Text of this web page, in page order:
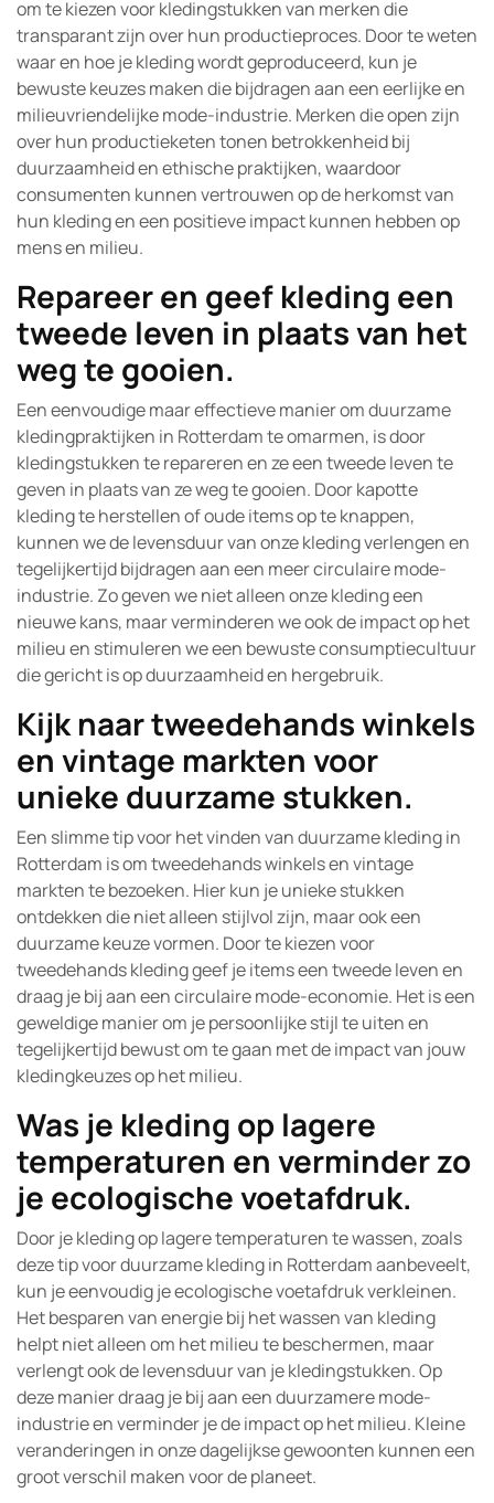
om te kiezen voor kledingstukken van merken die
transparant zijn over hun productieproces. Door te weten
waar en hoe je kleding wordt geproduceerd, kun je
bewuste keuzes maken die bijdragen aan een eerlijke en
milieuvriendelijke mode-industrie. Merken die open zijn
over hun productieketen tonen betrokkenheid bij
duurzaamheid en ethische praktijken, waardoor
consumenten kunnen vertrouwen op de herkomst van
hun kleding en een positieve impact kunnen hebben op
mens en milieu.
Repareer en geef kleding een
tweede leven in plaats van het
weg te gooien.
Een eenvoudige maar effectieve manier om duurzame
kledingpraktijken in Rotterdam te omarmen, is door
kledingstukken te repareren en ze een tweede leven te
geven in plaats van ze weg te gooien. Door kapotte
kleding te herstellen of oude items op te knappen,
kunnen we de levensduur van onze kleding verlengen en
tegelijkertijd bijdragen aan een meer circulaire mode-
industrie. Zo geven we niet alleen onze kleding een
nieuwe kans, maar verminderen we ook de impact op het
milieu en stimuleren we een bewuste consumptiecultuur
die gericht is op duurzaamheid en hergebruik.
Kijk naar tweedehands winkels
en vintage markten voor
unieke duurzame stukken.
Een slimme tip voor het vinden van duurzame kleding in
Rotterdam is om tweedehands winkels en vintage
markten te bezoeken. Hier kun je unieke stukken
ontdekken die niet alleen stijlvol zijn, maar ook een
duurzame keuze vormen. Door te kiezen voor
tweedehands kleding geef je items een tweede leven en
draag je bij aan een circulaire mode-economie. Het is een
geweldige manier om je persoonlijke stijl te uiten en
tegelijkertijd bewust om te gaan met de impact van jouw
kledingkeuzes op het milieu.
Was je kleding op lagere
temperaturen en verminder zo
je ecologische voetafdruk.
Door je kleding op lagere temperaturen te wassen, zoals
deze tip voor duurzame kleding in Rotterdam aanbeveelt,
kun je eenvoudig je ecologische voetafdruk verkleinen.
Het besparen van energie bij het wassen van kleding
helpt niet alleen om het milieu te beschermen, maar
verlengt ook de levensduur van je kledingstukken. Op
deze manier draag je bij aan een duurzamere mode-
industrie en verminder je de impact op het milieu. Kleine
veranderingen in onze dagelijkse gewoonten kunnen een
groot verschil maken voor de planeet.